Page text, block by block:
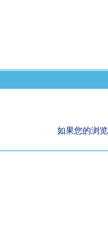
如果您的浏